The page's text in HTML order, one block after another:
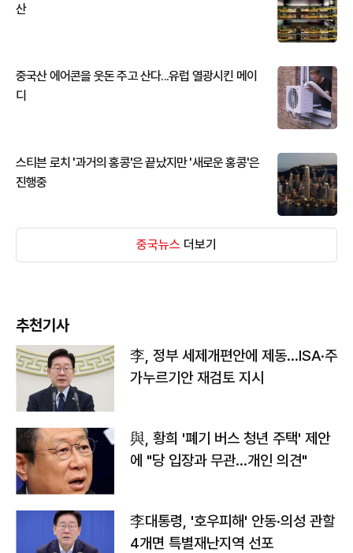
산
중국산 에어콘을 웃돈 주고 산다...유럽 열광시킨 메이
디
스티븐 로치 '과거의 홍콩'은 끝났지만 '새로운 홍콩'은
진행중
중국뉴스 더보기
추천기사
李, 정부 세제개편안에 제동…ISA·주
가누르기안 재검토 지시
與, 황희 '폐기 버스 청년 주택' 제안
에 "당 입장과 무관…개인 의견"
李대통령, '호우피해' 안동·의성 관할
4개면 특별재난지역 선포